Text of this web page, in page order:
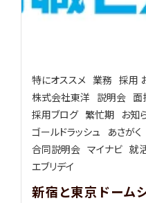
特にオススメ 業務 採用
株式会社東洋 説明会 面
採用ブログ 繁忙期 お知
ゴールドラッシュ
あさがく
合同説明会 マイナビ 就
エブリデイ
新宿と東京ドーム